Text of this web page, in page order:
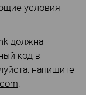
условия
должна
код в
напишите